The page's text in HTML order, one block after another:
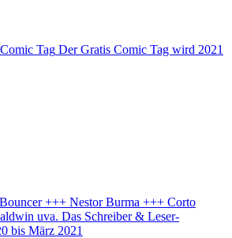
Tag Der Gratis Comic Tag wird 2021
+++ Nestor Burma +++ Corto
uva. Das Schreiber & Leser-
bis März 2021